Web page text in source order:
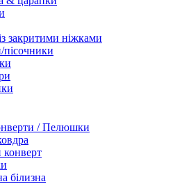
закритими ніжками
/ Пелюшки
білизна